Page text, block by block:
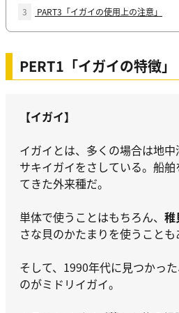
3
PART3「イガイの使用上の注意」
PERT1「イガイの特徴」
【イガイ】
イガイとは、多くの場合は地
サキイガイをさしている。船
てきた外来種だ。
単体で使うことはもちろん、 稚
さな貝のかたまりを使うことも
そして、1990年代に見つかっ
のがミドリイガイ。